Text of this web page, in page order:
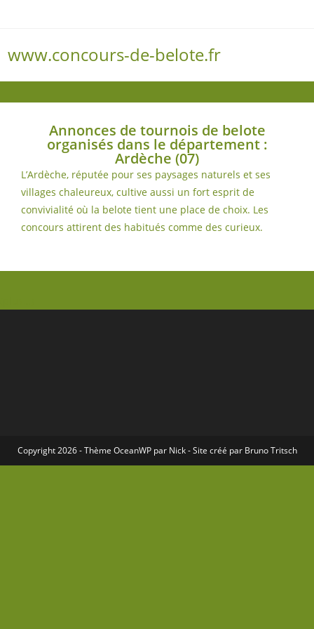
www.concours-de-belote.fr
Annonces de tournois de belote
organisés dans le département :
Ardèche (07)
L’Ardèche, réputée pour ses paysages naturels et ses
villages chaleureux, cultive aussi un fort esprit de
convivialité où la belote tient une place de choix. Les
concours attirent des habitués comme des curieux.
Copyright 2026 - Thème OceanWPpar Nick - Site créé par Bruno Tritsch